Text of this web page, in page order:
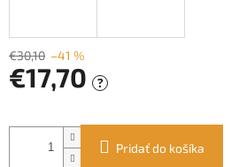
€30,10 –41 %
€17,70 ?
cena:
Pridať do košíka